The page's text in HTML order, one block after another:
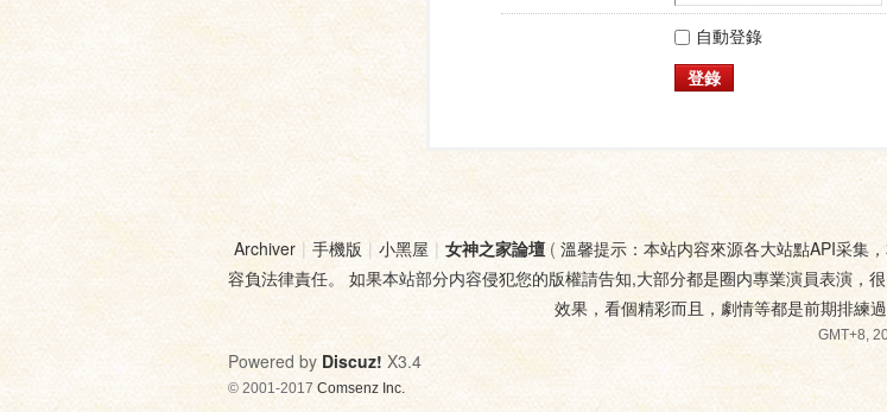
自動登錄
登錄
Archiver | 手機版 | 小黑屋 | 女神之家論壇( 溫馨提示：本站内容來源各大站點API采集
容負法律責任。 如果本站部分内容侵犯您的版權請告知,大部分都是圈内專業演員表演，
效果，看個精彩而且，劇情等都是前期排練
GMT+8,
Powered by Discuz! X3.4
© 2001-2017 Comsenz Inc.